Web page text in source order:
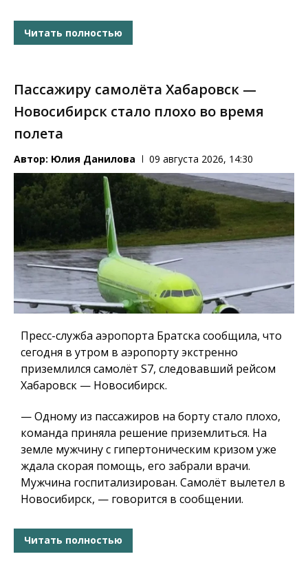
Читать полностью
Пассажиру самолёта Хабаровск —
Новосибирск стало плохо во время
полета
Автор: Юлия Данилова 09 августа 2026, 14:30
Пресс-служба аэропорта Братска сообщила, что
сегодня в утром в аэропорту экстренно
приземлился самолёт S7, следовавший рейсом
Хабаровск — Новосибирск.
— Одному из пассажиров на борту стало плохо,
команда приняла решение приземлиться. На
земле мужчину с гипертоническим кризом уже
ждала скорая помощь, его забрали врачи.
Мужчина госпитализирован. Самолёт вылетел в
Новосибирск, — говорится в сообщении.
Читать полностью